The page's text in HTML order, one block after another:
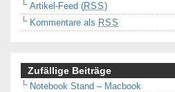
Artikel-Feed (RSS)
Kommentare als RSS
Zufällige Beiträge
Notebook Stand – Macbook